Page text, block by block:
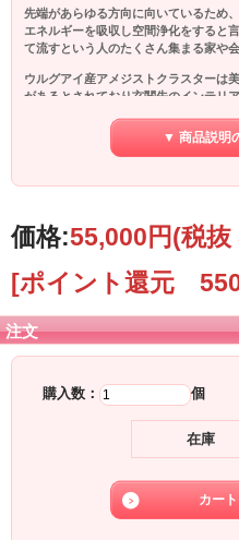
先端があらゆる方向に向いているため
エネルギーを吸収し空間浄化をすると
て流すという人のたくさん集まる家や
ウルグアイ産アメジストクラスターは
があるとされており玄関先のインテリ
2月の誕生石として知られるアメジス
パワー満点のウルグアイのきれいな産
家族の心が傷ついていたら、心を癒し
かな気持ちにしてくれて、ヒーリング
▼ 商品説明
価格:55,000円(税抜
[ポイント還元
注文
購入数： 個
在庫